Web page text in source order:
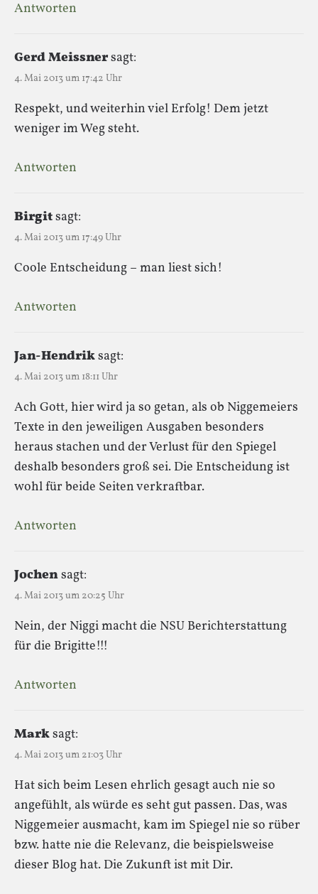
Antworten
Gerd Meissnersagt:
4. Mai 2013 um 17:42 Uhr
Respekt, und weiterhin viel Erfolg! Dem jetzt
weniger im Weg steht.
Antworten
Birgitsagt:
4. Mai 2013 um 17:49 Uhr
Coole Entscheidung – man liest sich!
Antworten
Jan-Hendriksagt:
4. Mai 2013 um 18:11 Uhr
Ach Gott, hier wird ja so getan, als ob Niggemeiers
Texte in den jeweiligen Ausgaben besonders
heraus stachen und der Verlust für den Spiegel
deshalb besonders groß sei. Die Entscheidung ist
wohl für beide Seiten verkraftbar.
Antworten
Jochensagt:
4. Mai 2013 um 20:25 Uhr
Nein, der Niggi macht die NSU Berichterstattung
für die Brigitte!!!
Antworten
Marksagt:
4. Mai 2013 um 21:03 Uhr
Hat sich beim Lesen ehrlich gesagt auch nie so
angefühlt, als würde es seht gut passen. Das, was
Niggemeier ausmacht, kam im Spiegel nie so rüber
bzw. hatte nie die Relevanz, die beispielsweise
dieser Blog hat. Die Zukunft ist mit Dir.